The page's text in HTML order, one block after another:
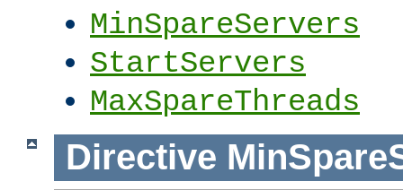
MinSpareServers
StartServers
MaxSpareThreads
Directive